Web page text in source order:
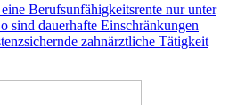
Berufsunfähigkeitsrente nur unter
sind dauerhafte Einschränkungen
zahnärztliche Tätigkeit